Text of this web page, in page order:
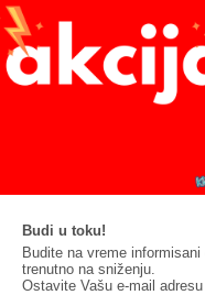
Budi u toku!
Budite na vreme
trenutno na sniženju.
Ostavite Vašu e-mail